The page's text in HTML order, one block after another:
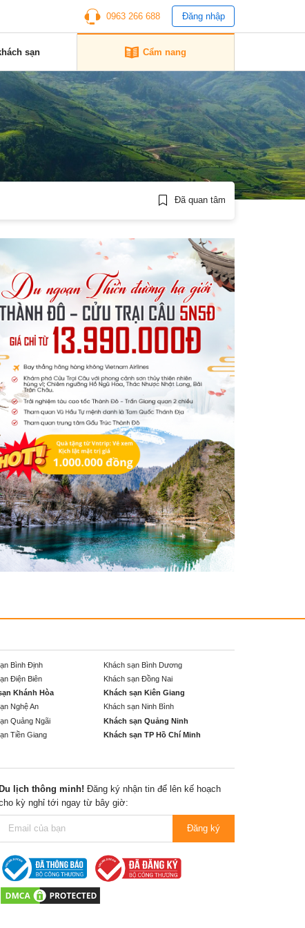
0963 266 688 Đăng nhập
sạn Cẩm nang
Đã quan tâm
Bình Định
Khách sạn Bình Dương
Điện Biên
Khách sạn Đồng Nai
Khánh Hòa
Khách sạn Kiên Giang
Nghệ An
Khách sạn Ninh Bình
Quảng Ngãi
Khách sạn Quảng Ninh
Tiền Giang
Khách sạn TP Hồ Chí Minh
Du lịch thông minh! Đăng ký nhận tin để lên kế hoạch
kỳ nghỉ tới ngay từ bây giờ:
Đăng ký